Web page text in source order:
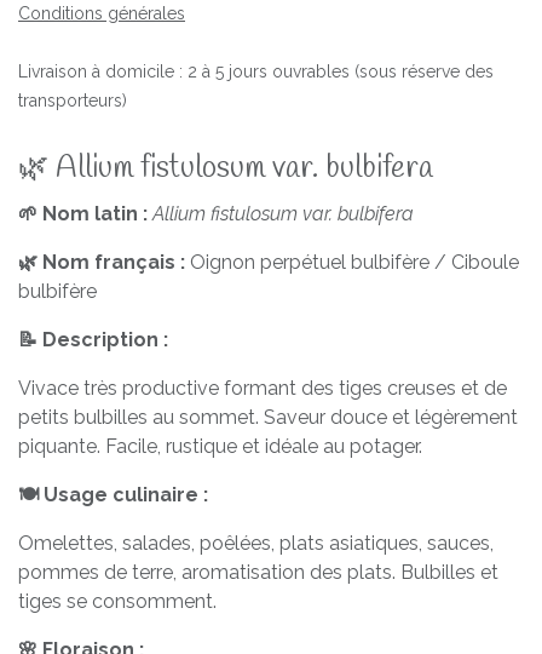
Conditions générales
Livraison à domicile : 2 à 5 jours ouvrables (sous réserve des
transporteurs)
🌿 Allium fistulosum var. bulbifera
🌱 Nom latin : Allium fistulosum var. bulbifera
🌿 Nom français : Oignon perpétuel bulbifère / Ciboule
bulbifère
📝 Description :
Vivace très productive formant des tiges creuses et de
petits bulbilles au sommet. Saveur douce et légèrement
piquante. Facile, rustique et idéale au potager.
🍽️ Usage culinaire :
Omelettes, salades, poêlées, plats asiatiques, sauces,
pommes de terre, aromatisation des plats. Bulbilles et
tiges se consomment.